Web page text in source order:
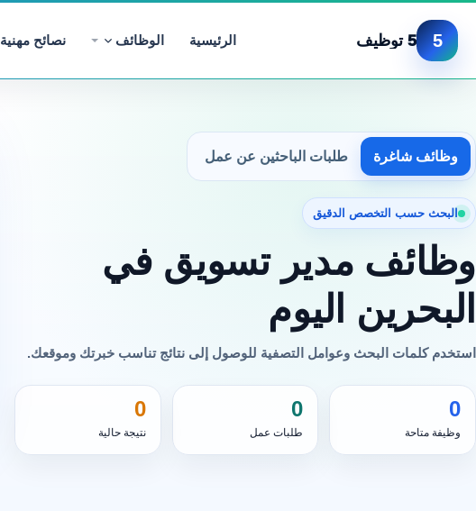
5 5 توظيف الرئيسية الوظائف نصائح مهنية
وظائف شاغرة طلبات الباحثين عن عمل
البحث حسب التخصص الدقيق
وظائف مدير تسويق في
البحرين اليوم
استخدم كلمات البحث وعوامل التصفية للوصول إلى نتائج تناسب خبرتك وموقعك.
0
وظيفة متاحة
0
طلبات عمل
0
نتيجة حالية